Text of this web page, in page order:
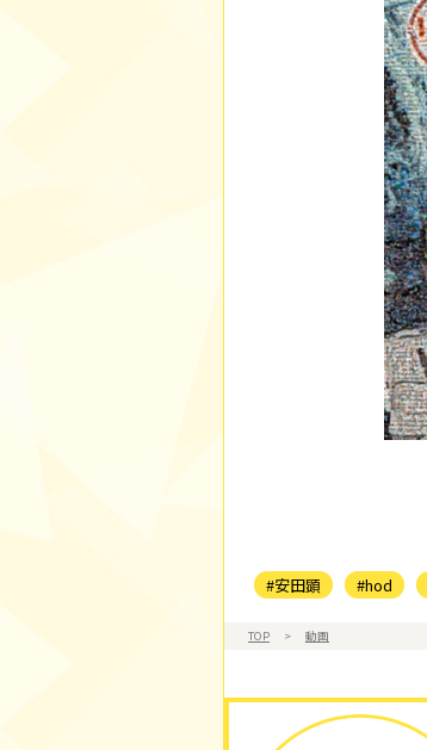
#安田顕 #hod
TOP > 動画